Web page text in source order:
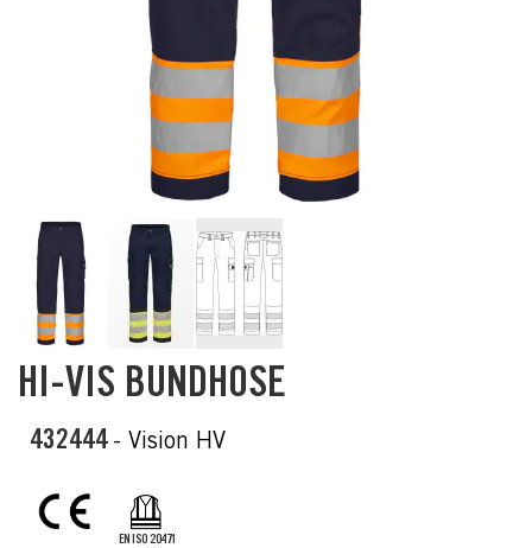
Skip
to
beginning
images
gallery
HI-VIS BUNDHOSE
432444 - Vision HV
EN ISO 20471